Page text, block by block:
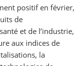
positif en février,
de
et de l’industrie,
aux indices de
la